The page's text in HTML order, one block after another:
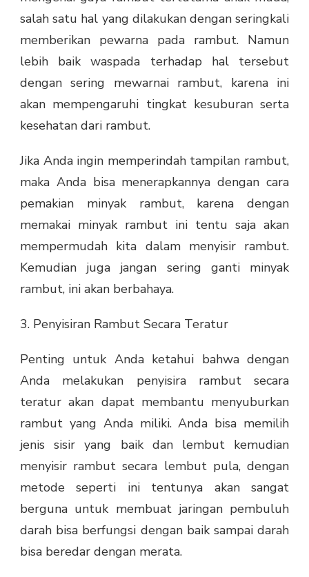
salah satu hal yang dilakukan dengan seringkali
memberikan pewarna pada rambut. Namun
lebih baik waspada terhadap hal tersebut
dengan sering mewarnai rambut, karena ini
akan mempengaruhi tingkat kesuburan serta
kesehatan dari rambut.
Jika Anda ingin memperindah tampilan rambut,
maka Anda bisa menerapkannya dengan cara
pemakian minyak rambut, karena dengan
memakai minyak rambut ini tentu saja akan
mempermudah kita dalam menyisir rambut.
Kemudian juga jangan sering ganti minyak
rambut, ini akan berbahaya.
3. Penyisiran Rambut Secara Teratur
Penting untuk Anda ketahui bahwa dengan
Anda melakukan penyisira rambut secara
teratur akan dapat membantu menyuburkan
rambut yang Anda miliki. Anda bisa memilih
jenis sisir yang baik dan lembut kemudian
menyisir rambut secara lembut pula, dengan
metode seperti ini tentunya akan sangat
berguna untuk membuat jaringan pembuluh
darah bisa berfungsi dengan baik sampai darah
bisa beredar dengan merata.